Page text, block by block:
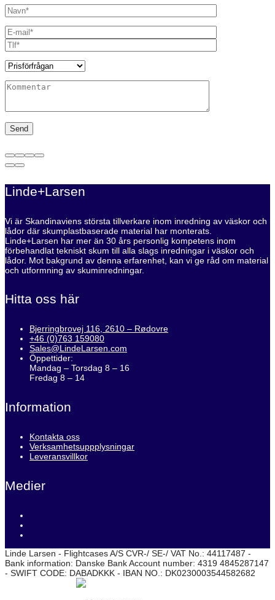
Linde+Larsen
Vi är Skandinaviens största tillverkare inom inredning av väskor och
lådor där skumplastbaserade material har monterats.
Linde+Larsen har mer än 30 års personlig kompetens inom
förbehandlat tekniskt skum till alla slags inredningar i väskor och
lådor. Mot bakgrund av denna erfarenhet, kan vi ge råd om material
och utformning av skuminredningar.
Hitta oss här
Bjerringbrovej 116, 2610 – Rødovre
+46 (0)763 159080
Sales@LindeLarsen.com
Öppettider:
Mandag – Torsdag 8 – 16
Fredag 8 – 14
Information
Kontakta oss
Verksamhetsuppplysningar
Leveransvillkor
Medier
Linde Larsen - Flightcases A/S CVR-/ SE-/ VAT No.: 44117487 -
Bank information: Danske Bank Account number: 4319 4845287147
- SWIFT CODE: DABADKKK - IBAN NO.: DK0230003544582682